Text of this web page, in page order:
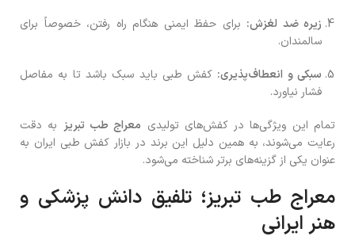
زیره ضد لغزش: برای حفظ ایمنی هنگام راه رفتن، خصوصاً برای
سالمندان.
سبکی و انعطاف‌پذیری: کفش طبی باید سبک باشد تا به مفاصل
فشار نیاورد.
تمام این ویژگی‌ها در کفش‌های تولیدی معراج طب تبریز به دقت
رعایت می‌شوند، به همین دلیل این برند در بازار کفش طبی ایران به
عنوان یکی از گزینه‌های برتر شناخته می‌شود.
معراج طب تبریز؛ تلفیق دانش پزشکی و
هنر ایرانی